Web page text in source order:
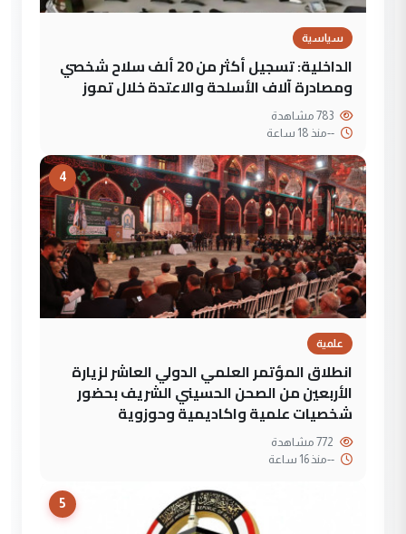
سياسية
الداخلية: تسجيل أكثر من 20 ألف سلاح شخصي
ومصادرة آلاف الأسلحة والاعتدة خلال تموز
--منذ 18 ساعة
4
علمية
انطلاق المؤتمر العلمي الدولي العاشر لزيارة
الأربعين من الصحن الحسيني الشريف بحضور
شخصيات علمية واكاديمية وحوزوية
--منذ 16 ساعة
5